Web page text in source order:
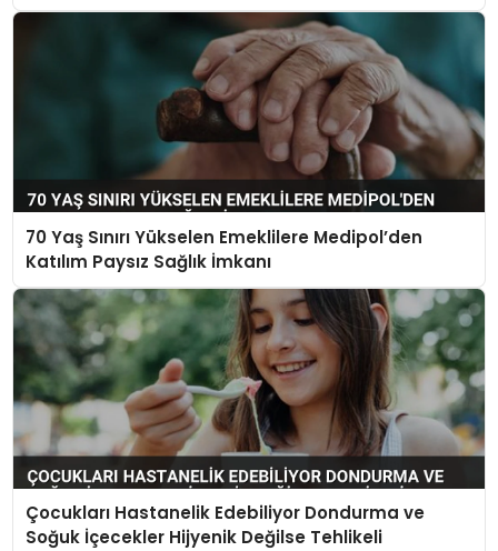
70 Yaş Sınırı Yükselen Emeklilere Medipol’den
Katılım Paysız Sağlık İmkanı
Çocukları Hastanelik Edebiliyor Dondurma ve
Soğuk İçecekler Hijyenik Değilse Tehlikeli